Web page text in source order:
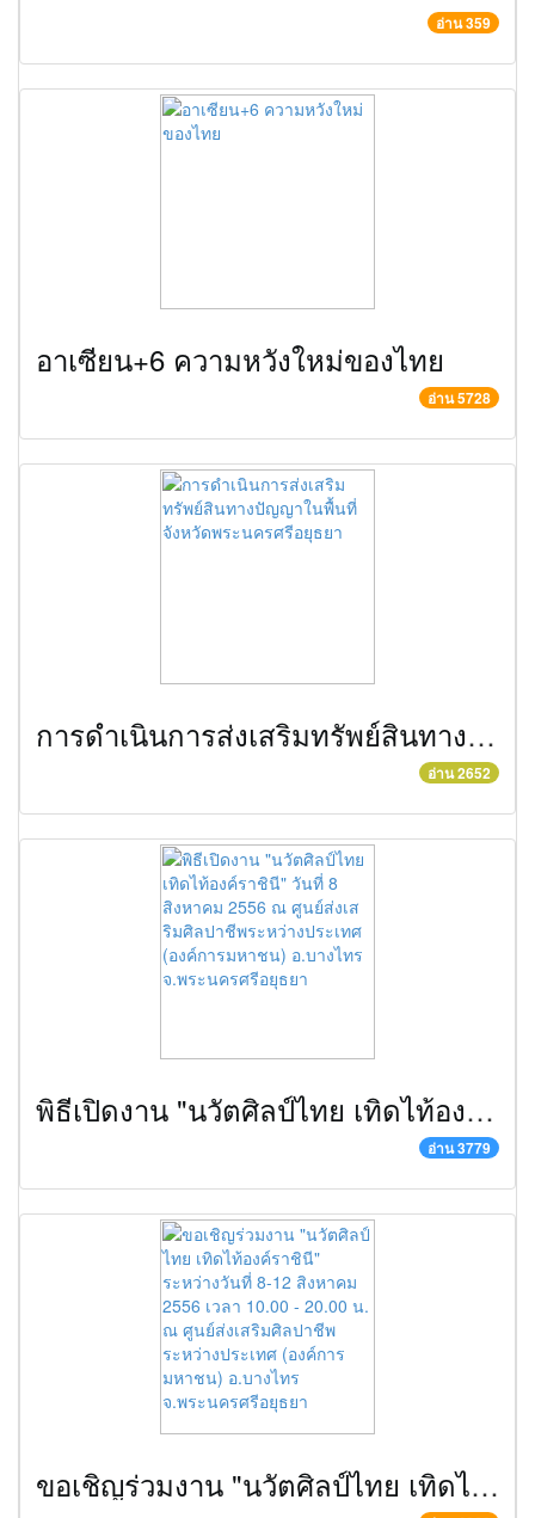
อ่าน 359
อาเซียน+6 ความหวังใหม่ของไทย
อ่าน 5728
การดำเนินการส่งเสริมทรัพย์สินทางปัญญาในพื้นที่จังหวัดพระนครศรีอยุธยา
อ่าน 2652
พิธีเปิดงาน "นวัตศิลป์ไทย เทิดไท้องค์ราชินี" วันที่ 8 สิงหาคม 2556 ณ ศูนย์ส่งเสริมศิลปาชีพระหว่างประเทศ (องค์การมหาชน) อ.บางไทร จ.พระนครศรีอยุธยา
อ่าน 3779
ขอเชิญร่วมงาน "นวัตศิลป์ไทย เทิดไท้องค์ราชินี" ระหว่างวันที่ 8-12 สิงหาคม 2556 เวลา 10.00 - 20.00 น. ณ ศูนย์ส่งเสริมศิลปาชีพระหว่างประเทศ (องค์การมหาชน) อ.บางไทร จ.พระนครศรีอยุธยา